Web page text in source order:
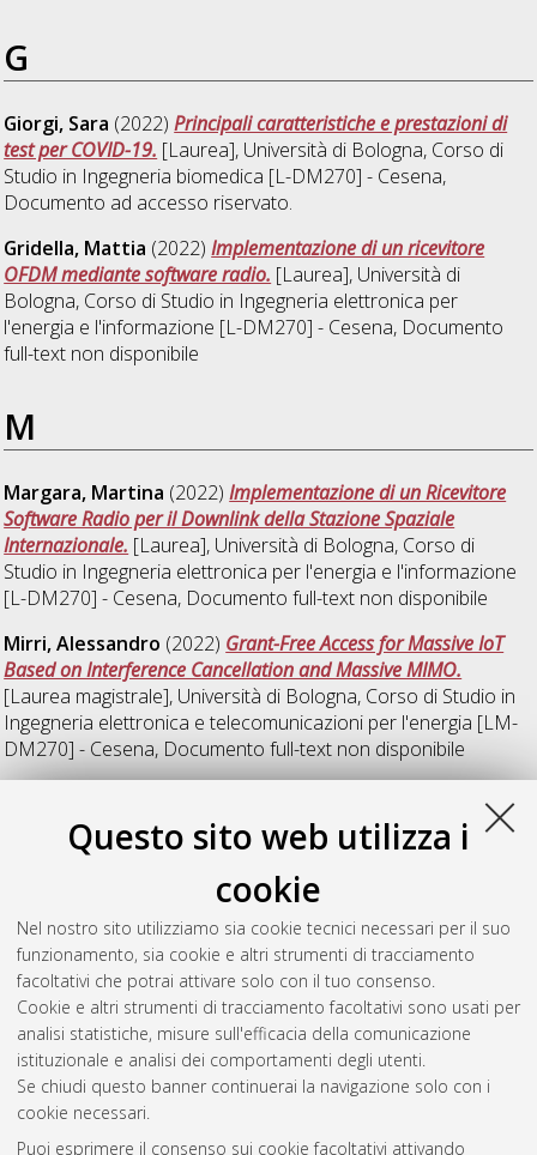
Questo sito web utilizza i
cookie
Nel nostro sito utilizziamo sia cookie tecnici necessari per il suo
funzionamento, sia cookie e altri strumenti di tracciamento
facoltativi che potrai attivare solo con il tuo consenso.
Cookie e altri strumenti di tracciamento facoltativi sono usati per
analisi statistiche, misure sull'efficacia della comunicazione
istituzionale e analisi dei comportamenti degli utenti.
Se chiudi questo banner continuerai la navigazione solo con i
cookie necessari.
Puoi esprimere il consenso sui cookie facoltativi attivando
G
Giorgi, Sara (2022)Principali caratteristiche e prestazioni di
test per COVID-19. [Laurea], Università di Bologna, Corso di
Studio in Ingegneria biomedica [L-DM270] - Cesena,
Documento ad accesso riservato.
Gridella, Mattia (2022)Implementazione di un ricevitore
OFDM mediante software radio. [Laurea], Università di
Bologna, Corso di Studio in Ingegneria elettronica per
l'energia e l'informazione [L-DM270] - Cesena, Documento
full-text non disponibile
M
Margara, Martina (2022)Implementazione di un Ricevitore
Software Radio per il Downlink della Stazione Spaziale
Internazionale. [Laurea], Università di Bologna, Corso di
Studio in Ingegneria elettronica per l'energia e l'informazione
[L-DM270] - Cesena, Documento full-text non disponibile
Mirri, Alessandro (2022) Grant-Free Access for Massive IoT
Based on Interference Cancellation and Massive MIMO.
[Laurea magistrale], Università di Bologna, Corso di Studio in
Ingegneria elettronica e telecomunicazioni per l'energia [LM-
DM270] - Cesena, Documento full-text non disponibile
(2022)Implementazione di un Modem
Università di Bologna, Corso di Studio inIngegneria elettronica
per l'energia e l'informazione [L-DM270] - Cesena,
Documento full-text non disponibile
Questa lista e' stata generata ilSat Aug 8 17:40:01 2026
CEST
Atom